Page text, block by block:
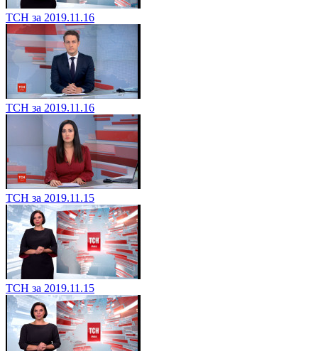
ТСН за 2019.11.16
ТСН за 2019.11.16
ТСН за 2019.11.15
ТСН за 2019.11.15